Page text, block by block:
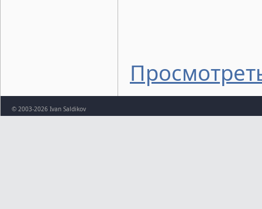
© 2003-2026 Ivan Saldikov